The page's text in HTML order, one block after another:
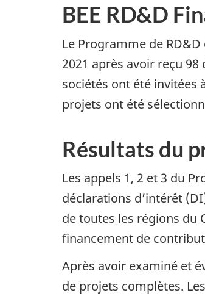
BEE RD&D
Le Programme de
2021 après avoir reçu
sociétés ont été invitées
projets ont été
Résultats du
Les appels 1, 2 et 3 du
déclarations d’intérêt
de toutes les régions du
financement de
Après avoir examiné et
de projets complètes.